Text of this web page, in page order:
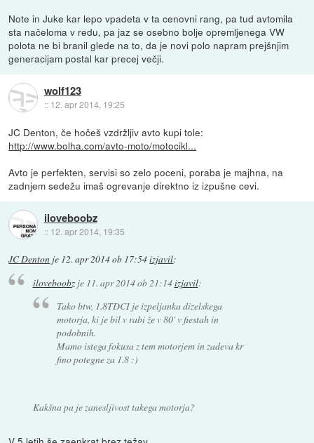
Note in Juke kar lepo vpadeta v ta cenovni rang, pa tud avtomila
sta načeloma v redu, pa jaz se osebno bolje opremljenega VW
polota ne bi branil glede na to, da je novi polo napram prejšnjim
generacijam postal kar precej večji.
wolf123
:: 12. apr 2014, 19:25
JC Denton, če hočeš vzdržljiv avto kupi tole:
http://www.bolha.com/avto-moto/motocikl...
Avto je perfekten, servisi so zelo poceni, poraba je majhna, na
zadnjem sedežu imaš ogrevanje direktno iz izpušne cevi.
iloveboobz
:: 12. apr 2014, 19:35
JC Denton je 12. apr 2014 ob 17:54izjavil:
iloveboobzje 11. apr 2014 ob 21:14izjavil:
Tako btw, 1.8TDCI je izpeljanka dizelskega
motorja, ki je bil v rabi že v 80' v fiestah in
podobnih.
Mamo istega fokusa z tem motorjem in zadeva kr
fino potegne za 1.8 :)
Kakšna pa je zanesljivost takega motorja?